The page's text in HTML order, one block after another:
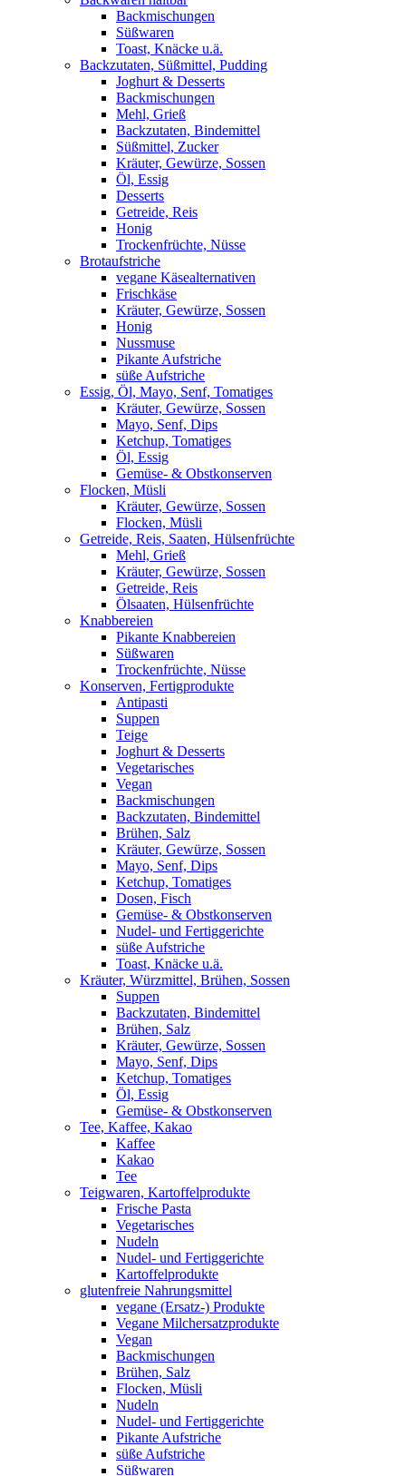
Backmischungen
Süßwaren
Toast, Knäcke u.ä.
Backzutaten, Süßmittel, Pudding
Joghurt & Desserts
Backmischungen
Mehl, Grieß
Backzutaten, Bindemittel
Süßmittel, Zucker
Kräuter, Gewürze, Sossen
Öl, Essig
Desserts
Getreide, Reis
Honig
Trockenfrüchte, Nüsse
Brotaufstriche
vegane Käsealternativen
Frischkäse
Kräuter, Gewürze, Sossen
Honig
Nussmuse
Pikante Aufstriche
süße Aufstriche
Essig, Öl, Mayo, Senf, Tomatiges
Kräuter, Gewürze, Sossen
Mayo, Senf, Dips
Ketchup, Tomatiges
Öl, Essig
Gemüse- & Obstkonserven
Flocken, Müsli
Kräuter, Gewürze, Sossen
Flocken, Müsli
Getreide, Reis, Saaten, Hülsenfrüchte
Mehl, Grieß
Kräuter, Gewürze, Sossen
Getreide, Reis
Ölsaaten, Hülsenfrüchte
Knabbereien
Pikante Knabbereien
Süßwaren
Trockenfrüchte, Nüsse
Konserven, Fertigprodukte
Antipasti
Suppen
Teige
Joghurt & Desserts
Vegetarisches
Vegan
Backmischungen
Backzutaten, Bindemittel
Brühen, Salz
Kräuter, Gewürze, Sossen
Mayo, Senf, Dips
Ketchup, Tomatiges
Dosen, Fisch
Gemüse- & Obstkonserven
Nudel- und Fertiggerichte
süße Aufstriche
Toast, Knäcke u.ä.
Kräuter, Würzmittel, Brühen, Sossen
Suppen
Backzutaten, Bindemittel
Brühen, Salz
Kräuter, Gewürze, Sossen
Mayo, Senf, Dips
Ketchup, Tomatiges
Öl, Essig
Gemüse- & Obstkonserven
Tee, Kaffee, Kakao
Kaffee
Kakao
Tee
Teigwaren, Kartoffelprodukte
Frische Pasta
Vegetarisches
Nudeln
Nudel- und Fertiggerichte
Kartoffelprodukte
glutenfreie Nahrungsmittel
vegane (Ersatz-) Produkte
Vegane Milchersatzprodukte
Vegan
Backmischungen
Brühen, Salz
Flocken, Müsli
Nudeln
Nudel- und Fertiggerichte
Pikante Aufstriche
süße Aufstriche
Süßwaren